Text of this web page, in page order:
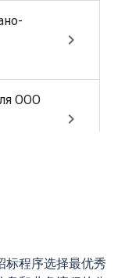
标程序选择最优秀